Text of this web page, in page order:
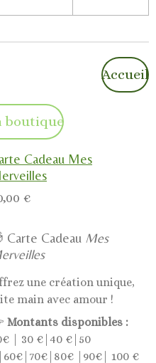
Accueil
boutique
Cadeau Mes
€
Carte Cadeau Mes
une création unique,
main avec amour !
Montants disponibles :
| 30 €|40 €|50
|90€| 100 €